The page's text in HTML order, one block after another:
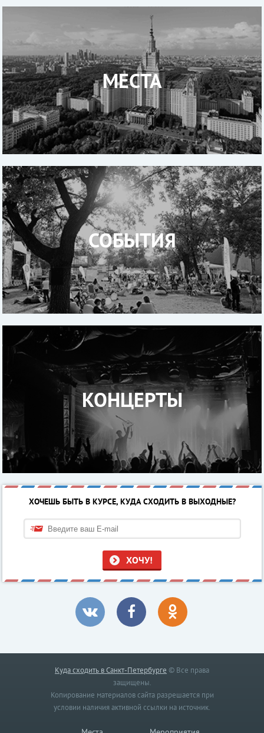
МЕСТА
СОБЫТИЯ
КОНЦЕРТЫ
ХОЧЕШЬ БЫТЬ В КУРСЕ, КУДА СХОДИТЬ В ВЫХОДНЫЕ?
ХОЧУ!
Куда сходить в Санкт-Петербурге © Все права
защищены.
Копирование материалов сайта разрешается при
условии наличия активной ссылки на источник.